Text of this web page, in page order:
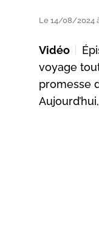
Le 14/08/2024
Vidéo
voyage
promesse